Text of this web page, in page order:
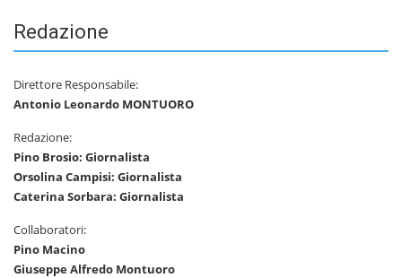
Redazione
Direttore Responsabile:
Antonio Leonardo MONTUORO
Redazione:
Pino Brosio: Giornalista
Orsolina Campisi: Giornalista
Caterina Sorbara: Giornalista
Collaboratori:
Pino Macino
Giuseppe Alfredo Montuoro